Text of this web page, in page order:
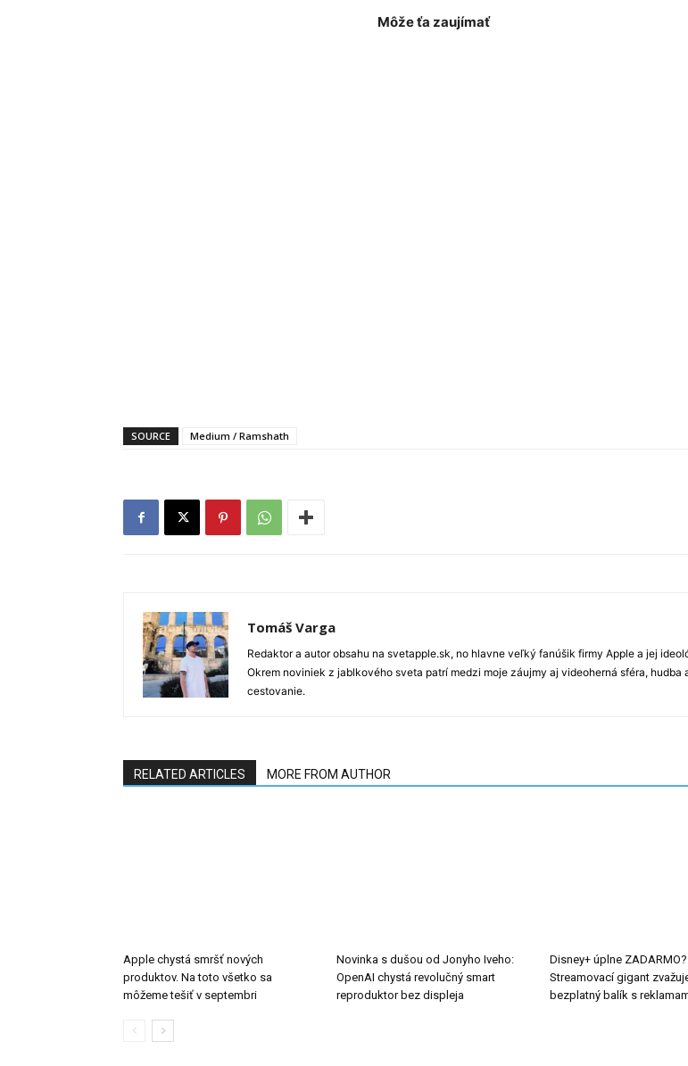
Môže ťa zaujímať
SOURCE Medium / Ramshath
Tomáš Varga
Redaktor a autor obsahu na svetapple.sk, no hlavne veľký fanúšik firmy Apple a jej
Okrem noviniek z jablkového sveta patrí medzi moje záujmy aj videoherná sféra, hudba
cestovanie.
RELATED ARTICLES MORE FROM AUTHOR
Apple chystá smršť nových
produktov. Na toto všetko sa
môžeme tešiť v septembri
Novinka s dušou od Jonyho Iveho:
OpenAI chystá revolučný smart
reproduktor bez displeja
Disney+ úplne ZADARMO?
Streamovací gigant
bezplatný balík s